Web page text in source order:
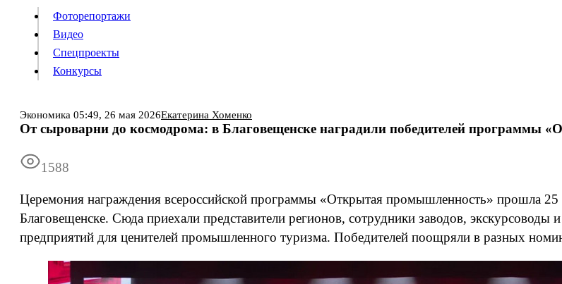
Видео
Конкурсы
Информация
Фоторепортажи
Видео
Спецпроекты
Конкурсы
Экономика 05:49, 26 мая 2026Екатерина Хоменко
От сыроварни до космодрома: в Благовещенске наградили победителей программы
1588
Церемония награждения всероссийской программы «Открытая промышленность» прошла 25
Благовещенске. Сюда приехали представители регионов, сотрудники заводов,
предприятий для ценителей промышленного туризма. Победителей поощряли в разных